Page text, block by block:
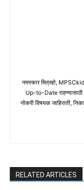
नमस्कार मित्रहो,
Up-to-Date
नोकरी विषयक जाहिराती,
RELATED ARTICLES